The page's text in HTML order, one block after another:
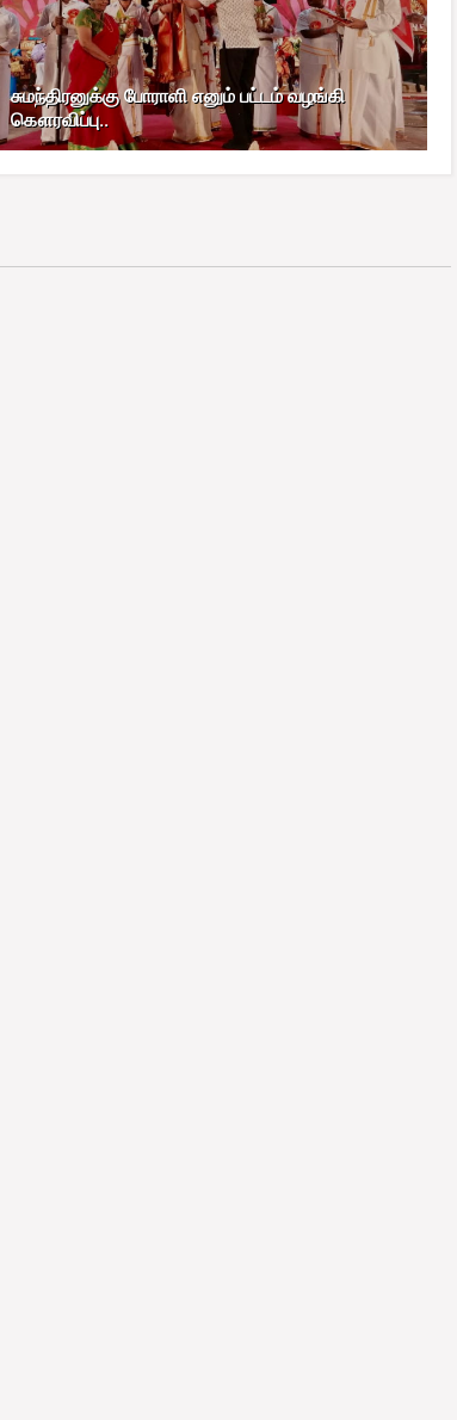
சுமந்திரனுக்கு போராளி எனும் பட்டம் வழங்கி
கௌரவிப்பு..